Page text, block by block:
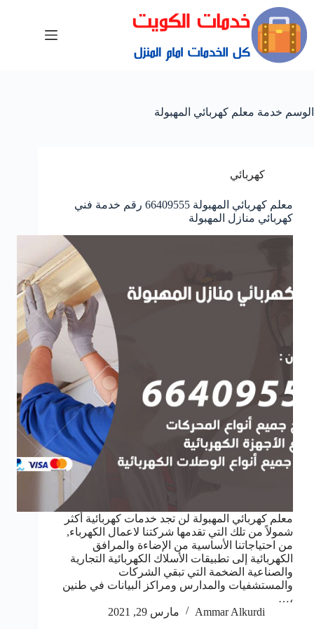
الوسم خدمة معلم كهربائي المهبولة
كهربائي
معلم كهربائي المهبولة 66409555 رقم خدمة فني
كهربائي منازل المهبولة
معلم كهربائي المهبولة لن تجد خدمات كهربائية أكثر
شمولاً من تلك التي تقدمها شركتنا لاعمال الكهرباء,
من احتياجاتنا الأساسية من الإضاءة والمرافق
الكهربائية إلى تطبيقات الأسلاك الكهربائية التجارية
والصناعية الضخمة التي تبقي الشركات
والمستشفيات والمدارس ومراكز البيانات في طنين
،…
Ammar Alkurdi
مارس 29, 2021